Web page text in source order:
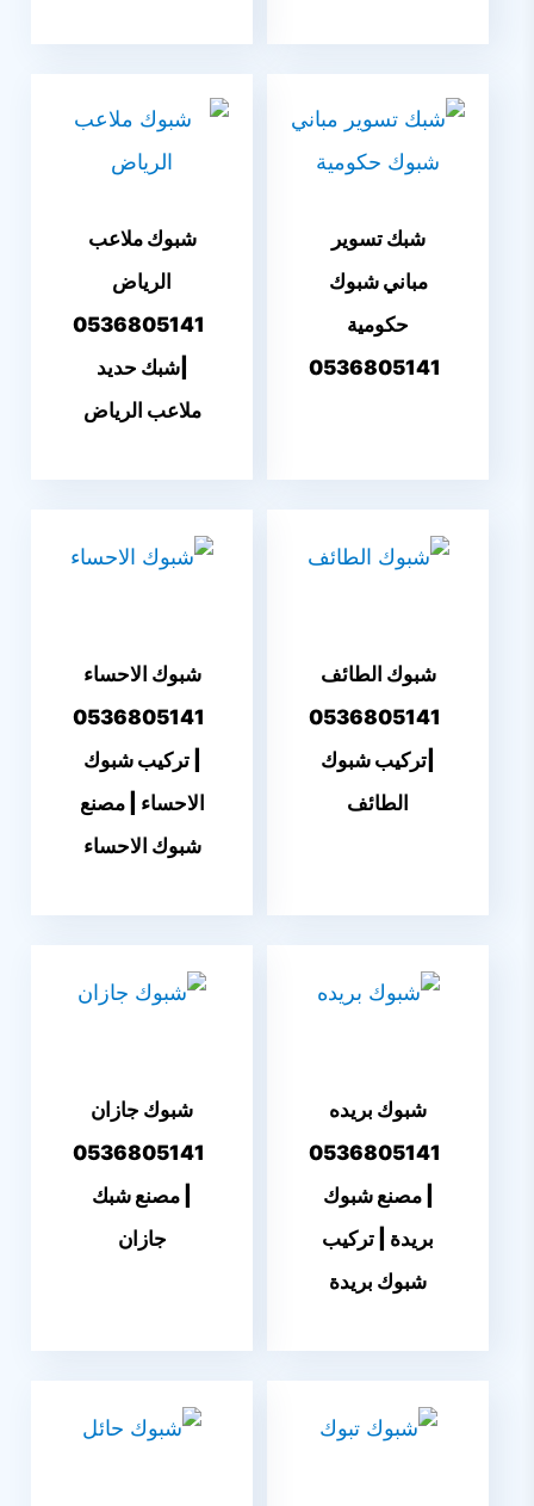
شبك تسوير
مباني شبوك
حكومية
0536805141
شبوك ملاعب
الرياض
0536805141
|شبك حديد
ملاعب الرياض
شبوك الطائف
0536805141
|تركيب شبوك
الطائف
شبوك الاحساء
0536805141
| تركيب شبوك
الاحساء | مصنع
شبوك الاحساء
شبوك بريده
0536805141
| مصنع شبوك
بريدة | تركيب
شبوك بريدة
شبوك جازان
0536805141
| مصنع شبك
جازان